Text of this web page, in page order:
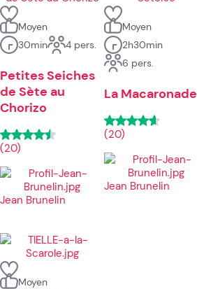
Moyen
30min
4 pers.
Petites Seiches
de Sète au
Chorizo
(20)
Jean Brunelin
Moyen
2h30min
6 pers.
La Macaronade
(20)
Jean Brunelin
Moyen